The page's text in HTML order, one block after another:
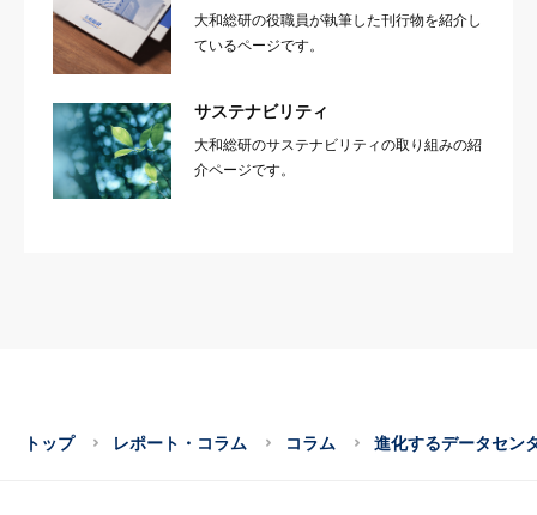
大和総研の役職員が執筆した刊行物を紹介し
ているページです。
サステナビリティ
大和総研のサステナビリティの取り組みの紹
介ページです。
トップ レポート・コラム コラム 進化するデータセン